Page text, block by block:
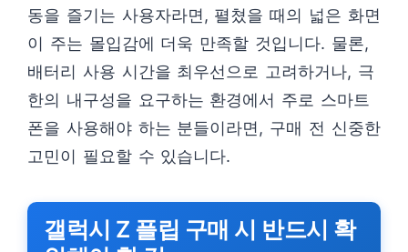
동을 즐기는 사용자라면, 펼쳤을 때의 넓은 화면
이 주는 몰입감에 더욱 만족할 것입니다. 물론,
배터리 사용 시간을 최우선으로 고려하거나, 극
한의 내구성을 요구하는 환경에서 주로 스마트
폰을 사용해야 하는 분들이라면, 구매 전 신중한
고민이 필요할 수 있습니다.
갤럭시 Z 플립 구매 시 반드시 확